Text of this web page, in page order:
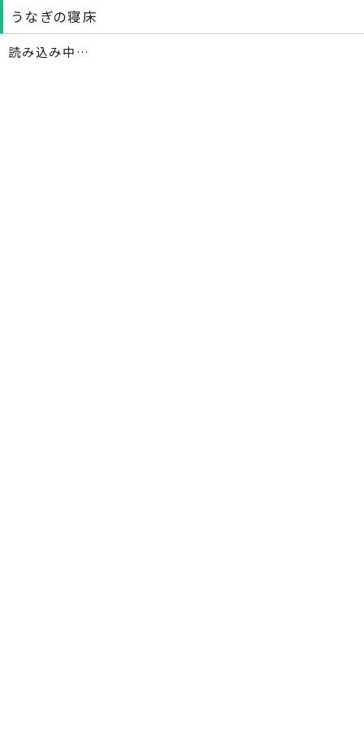
うなぎの寝床
読み込み中…